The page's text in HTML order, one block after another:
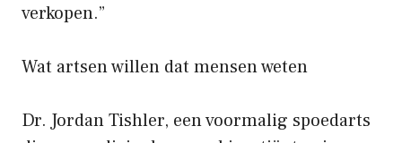
verkopen.”
Wat artsen willen dat mensen weten
Dr. Jordan Tishler, een voormalig spoedarts